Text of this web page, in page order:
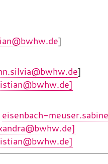
]
]
eisenbach-